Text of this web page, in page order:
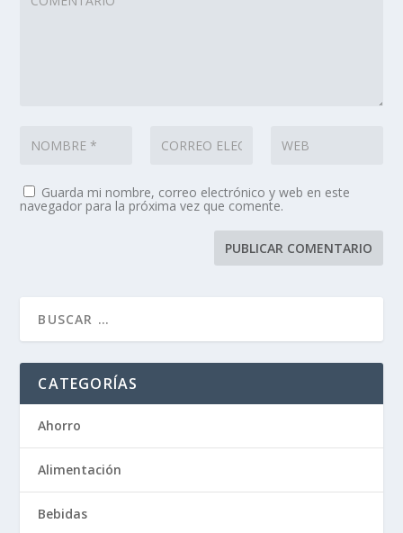
Guarda mi nombre, correo electrónico y web en este
navegador para la próxima vez que comente.
CATEGORÍAS
Ahorro
Alimentación
Bebidas